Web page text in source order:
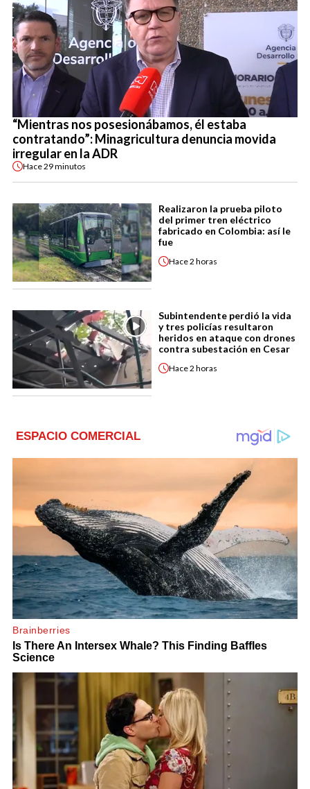
“Mientras nos posesionábamos, él estaba
contratando”: Minagricultura denuncia movida
irregular en la ADR
Hace29 minutos
Realizaron la prueba piloto
del primer tren eléctrico
fabricado en Colombia: así le
fue
Hace2 horas
Subintendente perdió la vida
y tres policías resultaron
heridos en ataque con drones
contra subestación en Cesar
Hace2 horas